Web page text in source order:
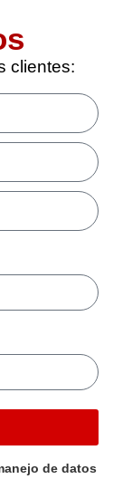
clientes:
de datos